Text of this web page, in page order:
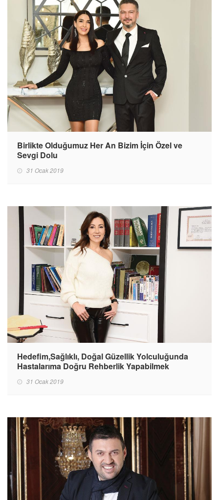
Birlikte Olduğumuz Her An Bizim İçin Özel ve
Sevgi Dolu
31 Ocak 2019
Hedefim,Sağlıklı, Doğal Güzellik Yolculuğunda
Hastalarıma Doğru Rehberlik Yapabilmek
31 Ocak 2019